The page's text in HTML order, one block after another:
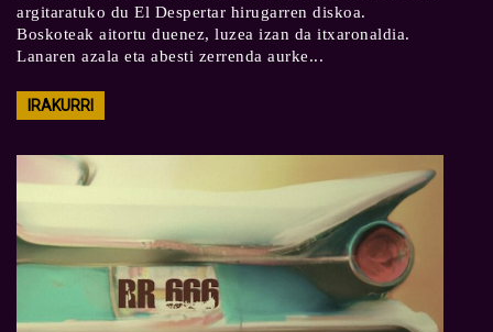
argitaratuko du El Despertar hirugarren diskoa.
Boskoteak aitortu duenez, luzea izan da itxaronaldia.
Lanaren azala eta abesti zerrenda aurke...
IRAKURRI